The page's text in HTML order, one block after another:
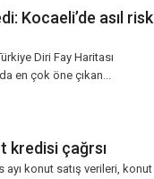
Kocaeli’de asıl risk
en çok öne çıkan...
kredisi çağrsı
ayı konut satış verileri, konut